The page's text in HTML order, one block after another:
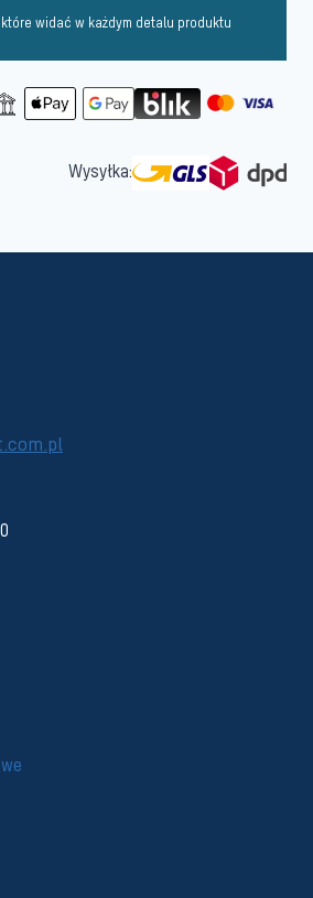
widać w każdym detalu produktu
Wysyłka: